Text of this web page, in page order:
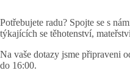
Potřebujete radu? Spojte se s
týkajících se těhotenství,
Na vaše dotazy jsme připraveni
do 16:00.